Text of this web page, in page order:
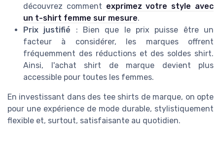
découvrez comment exprimez votre style avec
un t-shirt femme sur mesure.
Prix justifié : Bien que le prix puisse être un
facteur à considérer, les marques offrent
fréquemment des réductions et des soldes shirt.
Ainsi, l'achat shirt de marque devient plus
accessible pour toutes les femmes.
En investissant dans des tee shirts de marque, on opte
pour une expérience de mode durable, stylistiquement
flexible et, surtout, satisfaisante au quotidien.